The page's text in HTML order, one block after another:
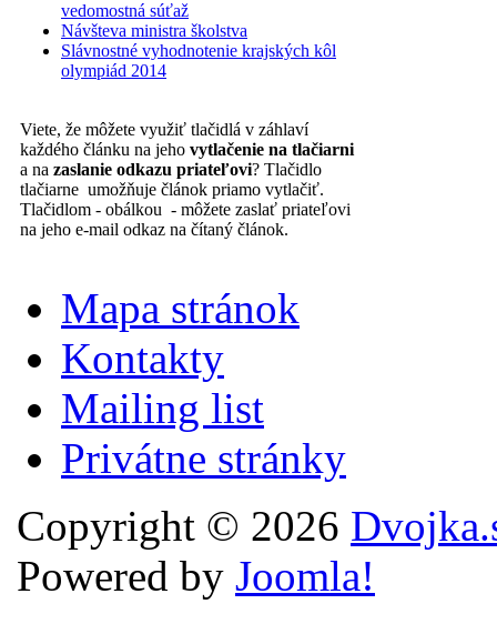
vedomostná súťaž
Návšteva ministra školstva
Slávnostné vyhodnotenie krajských kôl
olympiád 2014
Viete, že môžete využiť tlačidlá v záhlaví
každého článku na jeho vytlačenie na tlačiarni
a na zaslanie odkazu priateľovi? Tlačidlo
tlačiarne umožňuje článok priamo vytlačiť.
Tlačidlom - obálkou - môžete zaslať priateľovi
na jeho e-mail odkaz na čítaný článok.
Mapa stránok
Kontakty
Mailing list
Privátne stránky
Copyright © 2026
Powered by Joomla!